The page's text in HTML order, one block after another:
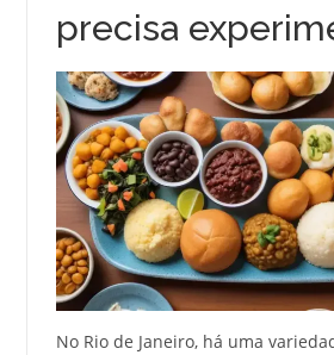
precisa
No Rio de Janeiro, há uma